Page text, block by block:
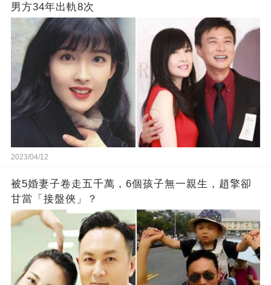
男方34年出軌8次
2023/04/12
被5婚妻子卷走五千萬，6個孩子無一親生，趙擎卻
甘當「接盤俠」？